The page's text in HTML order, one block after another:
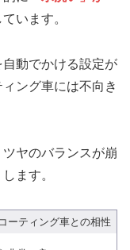
います。
動でかける設定が
ング車には不向き
ヤのバランスが崩
ます。
コーティング車との相性